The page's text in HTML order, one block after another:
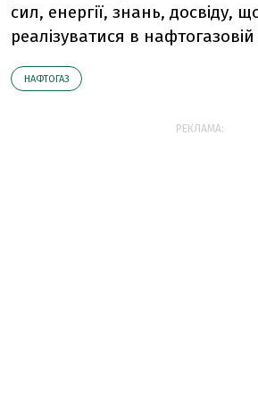
сил, енергії, знань, досвіду,
реалізуватися в нафтогазовій
НАФТОГАЗ
РЕКЛАМА: